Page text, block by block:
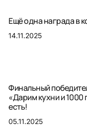
Ещё одна награда в
14.11.2025
Финальный
«Дарим кухни и 1000
есть!
05.11.2025